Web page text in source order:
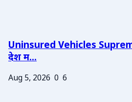
Uninsured Vehicles
देश म...
Aug 5, 2026 0 6